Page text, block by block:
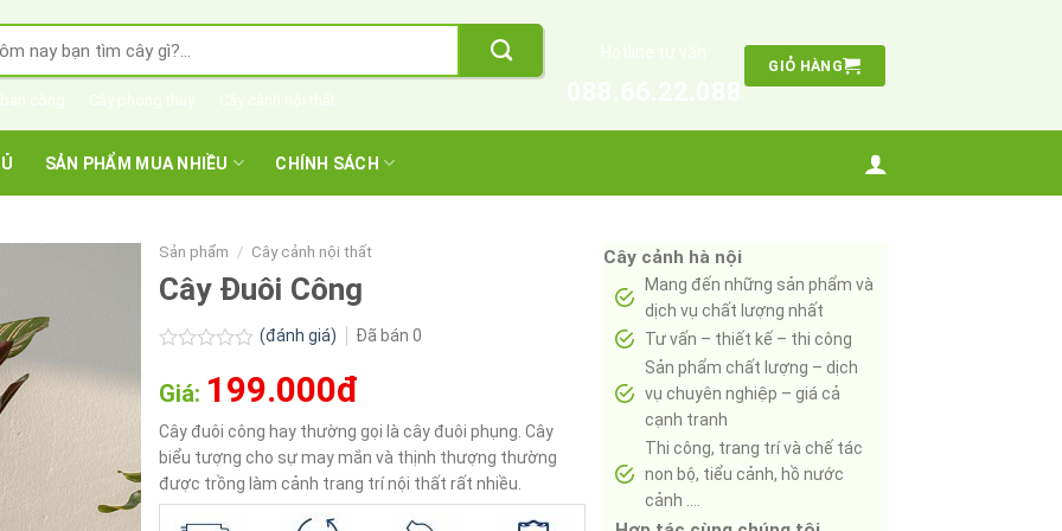
GIỎ HÀNG
SẢN PHẨM MUA NHIỀU CHÍNH SÁCH
Sản phẩm / Cây cảnh nội thất
Cây Đuôi Công
xếp
hạng
0.0
5
sao
(đánh giá) Đã bán 0
Giá: 199.000đ
Cây đuôi công hay thường gọi là cây đuôi phụng. Cây
biểu tượng cho sự may mắn và thịnh thượng thường
được trồng làm cảnh trang trí nội thất rất nhiều.
Cây cảnh hà nội
Mang đến những sản phẩm và
dịch vụ chất lượng nhất
Tư vấn – thiết kế – thi công
Sản phẩm chất lượng – dịch
vụ chuyên nghiệp – giá cả
cạnh tranh
Thi công, trang trí và chế tác
non bộ, tiểu cảnh, hồ nước
cảnh ….